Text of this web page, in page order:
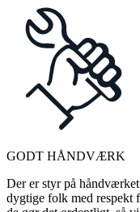
GODT HÅNDVÆRK
Der er styr på
dygtige folk med respekt